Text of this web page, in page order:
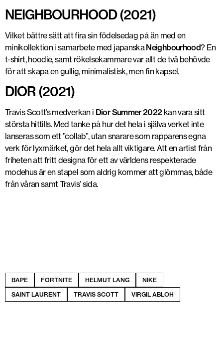
NEIGHBOURHOOD (2021)
Vilket bättre sätt att fira sin födelsedag på än med en
minikollektion i samarbete med japanskaNeighbourhood? En
t-shirt, hoodie, samt rökelsekammare var allt de två behövde
för att skapa en gullig, minimalistisk, men fin kapsel.
DIOR (2021)
Travis Scott’s medverkan i Dior Summer 2022 kan vara sitt
största hittills. Med tanke på hur det hela i själva verket inte
lanseras som ett ”collab”, utan snarare som rapparens egna
verk för lyxmärket, gör det hela allt viktigare. Att en artist från
friheten att fritt designa för ett av världens respekterade
modehus är en stapel som aldrig kommer att glömmas, både
från våran samt Travis’ sida.
BAPE FORTNITE HELMUT LANG
NIKE
SAINT LAURENT
TRAVIS SCOTT VIRGIL ABLOH